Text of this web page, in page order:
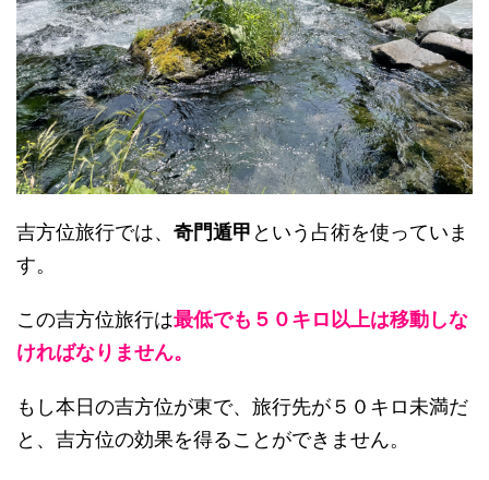
吉方位旅行では、 奇門遁甲 という占術を使っていま
す。
この吉方位旅行は最低でも５０キロ以上は移動しな
ければなりません。
もし本日の吉方位が東で、旅行先が５０キロ未満だ
と、吉方位の効果を得ることができません。